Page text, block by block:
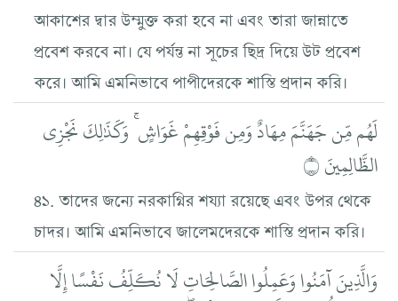
আকাশের দ্বার উম্মুক্ত করা হবে না এবং তারা জান্নাতে
প্রবেশ করবে না। যে পর্যন্ত না সূচের ছিদ্র দিয়ে উট প্রবেশ
করে। আমি এমনিভাবে পাপীদেরকে শাস্তি প্রদান করি।
لَهُم مِّن جَهَنَّمَ مِهَادٌ وَمِن فَوْقِهِمْ غَوَاشٍ ۚ وَكَذَٰلِكَ نَجْزِي
الظَّالِمِينَ ۝
৪১. তাদের জন্যে নরকাগ্নির শয্যা রয়েছে এবং উপর থেকে
চাদর। আমি এমনিভাবে জালেমদেরকে শাস্তি প্রদান করি।
وَالَّذِينَ آمَنُوا وَعَمِلُوا الصَّالِحَاتِ لَا نُكَلِّفُ نَفْسًا إِلَّا